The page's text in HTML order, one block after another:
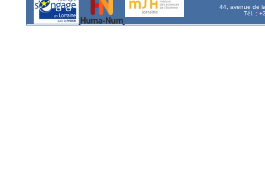
44, avenue de
Tél. :